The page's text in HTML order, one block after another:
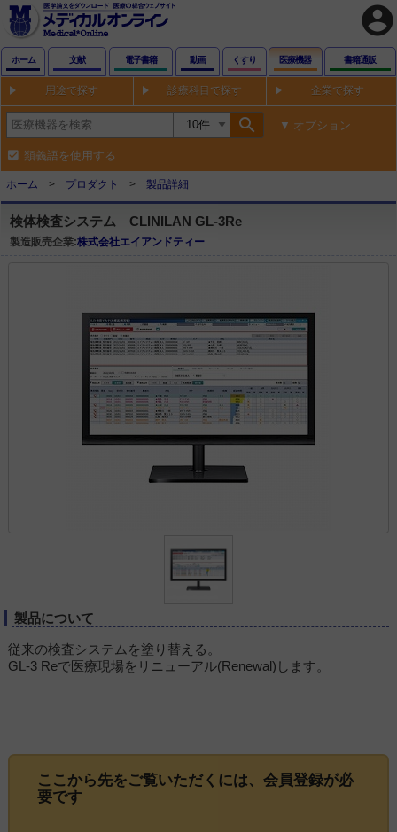
account_circle
ホーム 文献 電子書籍 動画 くすり 医療機器 書籍通販
用途で探す 診療科目で探す 企業で探す
search オプション
類義語を使用する
ホーム プロダクト 製品詳細
検体検査システム CLINILAN GL-3Re
製造販売企業:株式会社エイアンドティー
製品について
従来の検査システムを塗り替える。
GL-3 Reで医療現場をリニューアル(Renewal)します。
ここから先をご覧いただくには、 会員登録が必
要です